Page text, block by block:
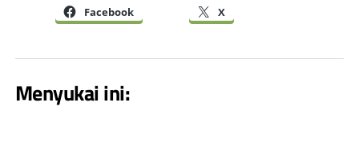
Facebook X
Menyukai ini: